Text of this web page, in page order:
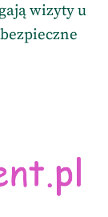
wizyty u